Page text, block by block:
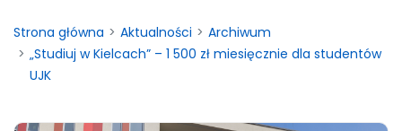
Strona główna Aktualności
Archiwum
„Studiuj w Kielcach” – 1 500 zł miesięcznie dla studentów
UJK